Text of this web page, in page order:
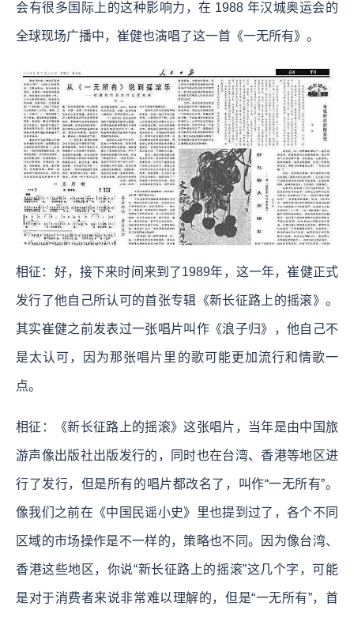
会有很多国际上的这种影响力，在 1988 年汉城奥运会的
全球现场广播中，崔健也演唱了这一首《一无所有》。
相征：好，接下来时间来到了1989年，这一年，崔健正式
发行了他自己所认可的首张专辑《新长征路上的摇滚》。
其实崔健之前发表过一张唱片叫作《浪子归》，他自己不
是太认可，因为那张唱片里的歌可能更加流行和情歌一
点。
相征：《新长征路上的摇滚》这张唱片，当年是由中国旅
游声像出版社出版发行的，同时也在台湾、香港等地区进
行了发行，但是所有的唱片都改名了，叫作“一无所有”。
像我们之前在《中国民谣小史》里也提到过了，各个不同
区域的市场操作是不一样的，策略也不同。因为像台湾、
香港这些地区，你说“新长征路上的摇滚”这几个字，可能
是对于消费者来说非常难以理解的，但是“一无所有”，首